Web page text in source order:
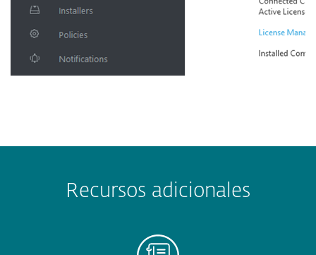
Recursos adicionales